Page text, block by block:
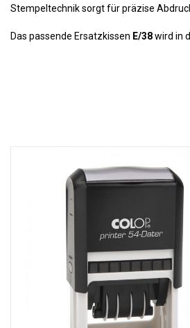
Stempeltechnik sorgt für präzise
Das passende Ersatzkissen E/38wird in